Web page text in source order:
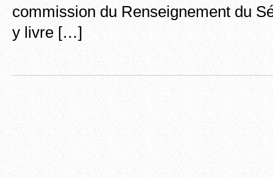
commission du Renseignement du
y livre […]